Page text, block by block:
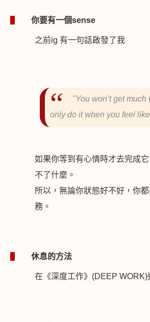
你要有一個sense
之前ig 有一句話啟發了我
"You won’t get much
only do it when you feel
如果你等到有心情時才去完成
不了什麼。
所以，無論你狀態好不好，你
務。
休息的方法
在《深度工作》 (DEEP WORK)